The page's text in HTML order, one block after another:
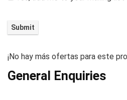
¡No hay más ofertas para este
General Enquiries